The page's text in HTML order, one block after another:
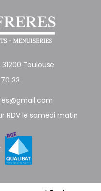
Toulouse
70 33
RDV le samedi matin